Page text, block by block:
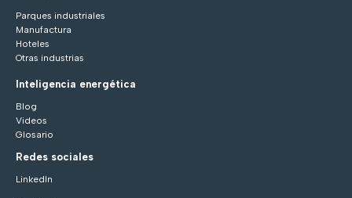
Parques industriales
Manufactura
Hoteles
Otras industrias
Inteligencia energética
Blog
Videos
Glosario
Redes sociales
LinkedIn